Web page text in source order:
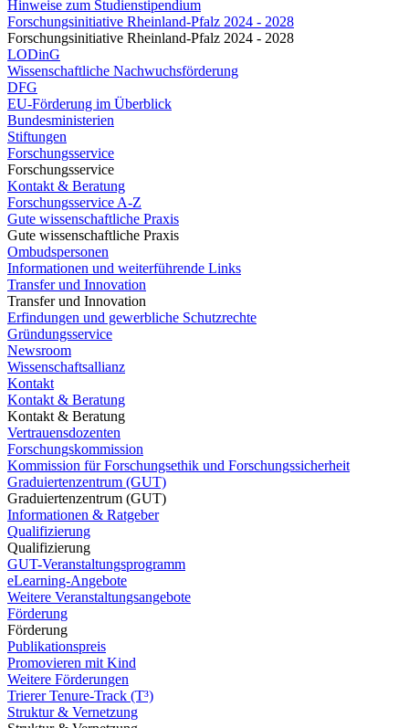
Hinweise zum Studienstipendium
Forschungsinitiative Rheinland-Pfalz 2024 - 2028
Forschungsinitiative Rheinland-Pfalz 2024 - 2028
LODinG
Wissenschaftliche Nachwuchsförderung
DFG
EU-Förderung im Überblick
Bundesministerien
Stiftungen
Forschungsservice
Forschungsservice
Kontakt & Beratung
Forschungsservice A-Z
Gute wissenschaftliche Praxis
Gute wissenschaftliche Praxis
Ombudspersonen
Informationen und weiterführende Links
Transfer und Innovation
Transfer und Innovation
Erfindungen und gewerbliche Schutzrechte
Gründungsservice
Newsroom
Wissenschaftsallianz
Kontakt
Kontakt & Beratung
Kontakt & Beratung
Vertrauensdozenten
Forschungskommission
Kommission für Forschungsethik und Forschungssicherheit
Graduiertenzentrum (GUT)
Graduiertenzentrum (GUT)
Informationen & Ratgeber
Qualifizierung
Qualifizierung
GUT-Veranstaltungsprogramm
eLearning-Angebote
Weitere Veranstaltungsangebote
Förderung
Förderung
Publikationspreis
Promovieren mit Kind
Weitere Förderungen
Trierer Tenure-Track (T³)
Struktur & Vernetzung